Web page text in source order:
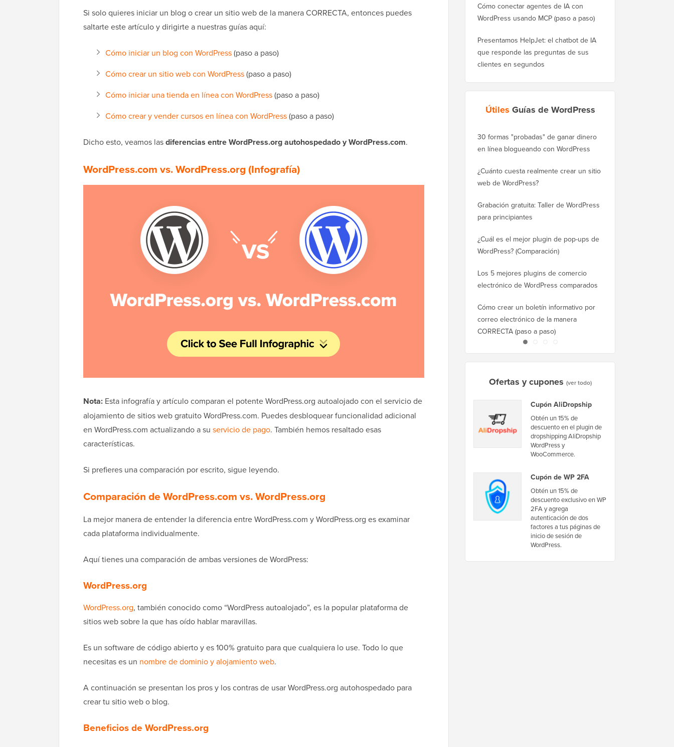
Si solo quieres iniciar un blog o crear un sitio web de la manera CORRECTA, entonces puedes
saltarte este artículo y dirigirte a nuestras guías aquí:
Cómo iniciar un blog con WordPress(paso a paso)
Cómo crear un sitio web con WordPress(paso a paso)
Cómo iniciar una tienda en línea con WordPress(paso a paso)
Cómo crear y vender cursos en línea con WordPress(paso a paso)
Dicho esto, veamos lasdiferencias entre WordPress.org autohospedado y WordPress.com.
WordPress.com vs. WordPress.org (Infografía)
Nota: Esta infografía y artículo comparan el potente WordPress.org autoalojado con el servicio de
alojamiento de sitios web gratuito WordPress.com. Puedes desbloquear funcionalidad adicional
en WordPress.com actualizando a su servicio de pago. También hemos resaltado esas
características.
Si prefieres una comparación por escrito, sigue leyendo.
Comparación de WordPress.com vs. WordPress.org
La mejor manera de entender la diferencia entre WordPress.com y WordPress.org es examinar
cada plataforma individualmente.
Aquí tienes una comparación de ambas versiones de WordPress:
WordPress.org
WordPress.org, también conocido como “WordPress autoalojado”, es la popular plataforma de
sitios web sobre la que has oído hablar maravillas.
Es un software de código abierto y es 100% gratuito para que cualquiera lo use. Todo lo que
necesitas es un nombre de dominio y alojamiento web.
A continuación se presentan los pros y los contras de usar WordPress.org autohospedado para
crear tu sitio web o blog.
Beneficios de WordPress.org
Cómo conectar agentes de IA con
WordPress usando MCP (paso a paso)
Presentamos HelpJet: el chatbot de IA
que responde las preguntas de sus
clientes en segundos
Útiles Guías de WordPress
30 formas "probadas" de ganar dinero
en línea blogueando con WordPress
¿Cuánto cuesta realmente crear un sitio
web de WordPress?
Grabación gratuita: Taller de WordPress
para principiantes
¿Cuál es el mejor plugin de pop-ups de
WordPress? (Comparación)
Los 5 mejores plugins de comercio
electrónico de WordPress comparados
Cómo crear un boletín informativo por
correo electrónico de la manera
CORRECTA (paso a paso)
Ofertas y cupones (ver todo)
Cupón AliDropship
Obtén un 15% de
descuento en el plugin de
dropshipping AliDropship
WordPress y
WooCommerce.
Cupón de WP 2FA
Obtén un 15% de
descuento exclusivo en WP
2FA y agrega
autenticación de dos
factores a tus páginas de
inicio de sesión de
WordPress.